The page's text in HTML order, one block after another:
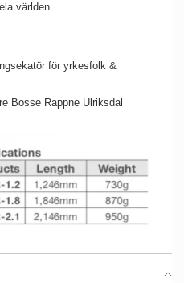
världen.
för yrkesfolk &
Bosse Rappne Ulriksdal